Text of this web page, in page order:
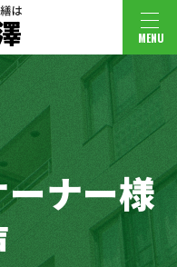
MENU
ナー様